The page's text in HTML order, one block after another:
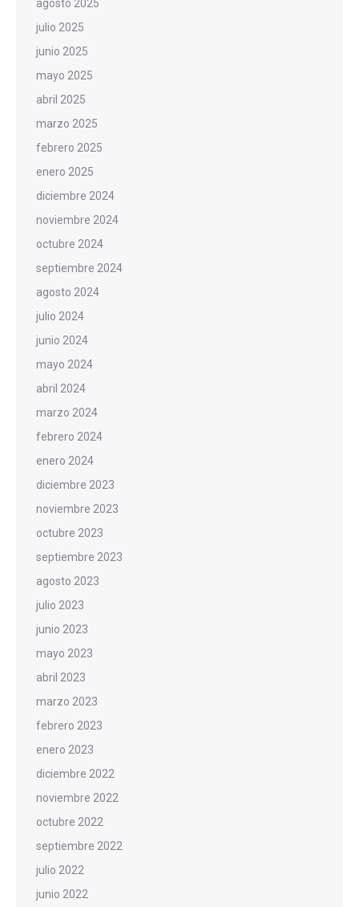
agosto 2025
julio 2025
junio 2025
mayo 2025
abril 2025
marzo 2025
febrero 2025
enero 2025
diciembre 2024
noviembre 2024
octubre 2024
septiembre 2024
agosto 2024
julio 2024
junio 2024
mayo 2024
abril 2024
marzo 2024
febrero 2024
enero 2024
diciembre 2023
noviembre 2023
octubre 2023
septiembre 2023
agosto 2023
julio 2023
junio 2023
mayo 2023
abril 2023
marzo 2023
febrero 2023
enero 2023
diciembre 2022
noviembre 2022
octubre 2022
septiembre 2022
julio 2022
junio 2022